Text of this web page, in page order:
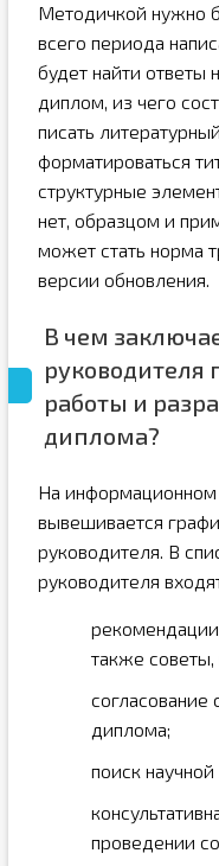
Методичкой нужно
всего периода
будет найти ответы
диплом, из чего
писать
форматироваться
структурные
нет, образцом и
может стать норма
версии обновления.
В чем
руководителя
работы и
диплома?
На информационном
вывешивается
руководителя. В
руководителя
также советы,
согласование
диплома;
поиск
проведении